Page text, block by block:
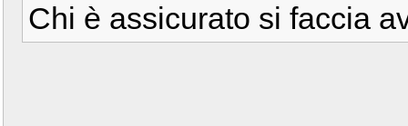
Chi è assicurato si faccia